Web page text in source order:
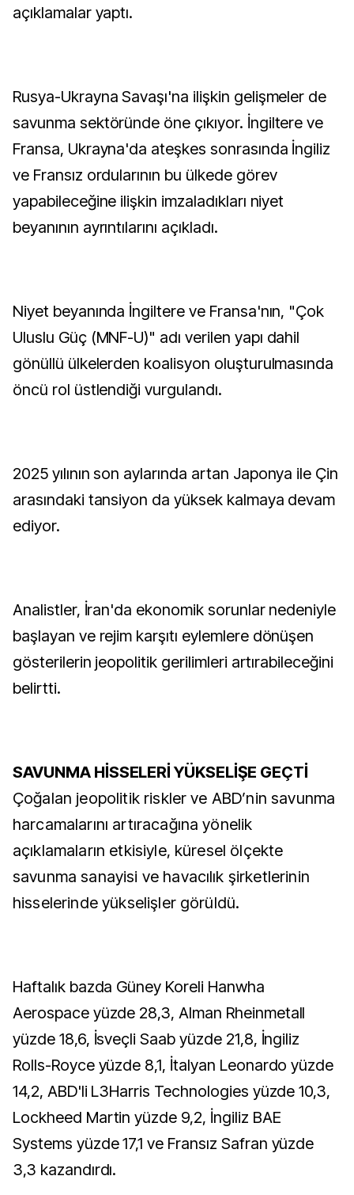
açıklamalar yaptı.
Rusya-Ukrayna Savaşı'na ilişkin gelişmeler de
savunma sektöründe öne çıkıyor. İngiltere ve
Fransa, Ukrayna'da ateşkes sonrasında İngiliz
ve Fransız ordularının bu ülkede görev
yapabileceğine ilişkin imzaladıkları niyet
beyanının ayrıntılarını açıkladı.
Niyet beyanında İngiltere ve Fransa'nın, "Çok
Uluslu Güç (MNF-U)" adı verilen yapı dahil
gönüllü ülkelerden koalisyon oluşturulmasında
öncü rol üstlendiği vurgulandı.
2025 yılının son aylarında artan Japonya ile Çin
arasındaki tansiyon da yüksek kalmaya devam
ediyor.
Analistler, İran'da ekonomik sorunlar nedeniyle
başlayan ve rejim karşıtı eylemlere dönüşen
gösterilerin jeopolitik gerilimleri artırabileceğini
belirtti.
SAVUNMA HİSSELERİ YÜKSELİŞE GEÇTİ
Çoğalan jeopolitik riskler ve ABD’nin savunma
harcamalarını artıracağına yönelik
açıklamaların etkisiyle, küresel ölçekte
savunma sanayisi ve havacılık şirketlerinin
hisselerinde yükselişler görüldü.
Haftalık bazda Güney Koreli Hanwha
Aerospace yüzde 28,3, Alman Rheinmetall
yüzde 18,6, İsveçli Saab yüzde 21,8, İngiliz
Rolls-Royce yüzde 8,1, İtalyan Leonardo yüzde
14,2, ABD'li L3Harris Technologies yüzde 10,3,
Lockheed Martin yüzde 9,2, İngiliz BAE
Systems yüzde 17,1 ve Fransız Safran yüzde
3,3 kazandırdı.